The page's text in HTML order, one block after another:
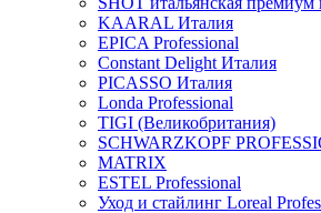
KAARAL Италия
EPICA Professional
Constant Delight Италия
PICASSO Италия
Londa Professional
TIGI (Великобритания)
SCHWARZKOPF
MATRIX
ESTEL Professional
Уход и стайлинг Loreal